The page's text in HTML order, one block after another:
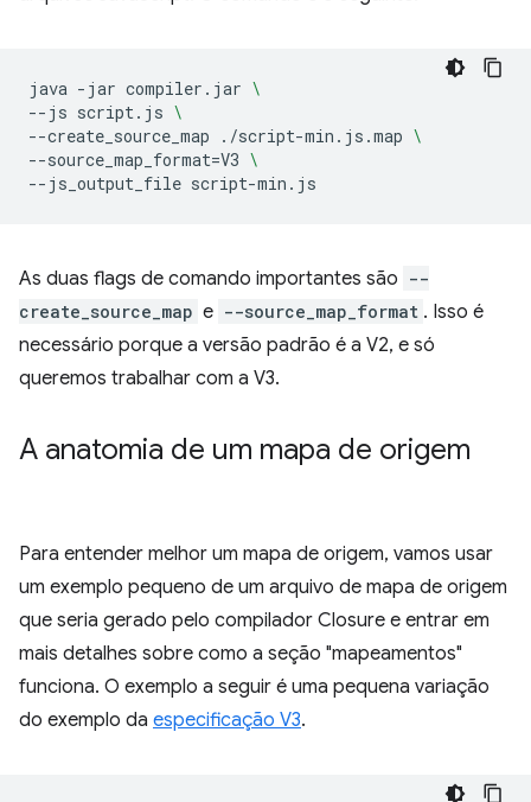
java -jar compiler.jar \
--js script.js \
--create_source_map
./script-min.js.map \
--source_map_format=V3 \
--js_output_file
As duas flags de comando importantes são --
create_source_map e --source_map_format . Isso é
necessário porque a versão padrão é a V2, e só
queremos trabalhar com a V3.
A anatomia de um mapa de origem
Para entender melhor um mapa de origem, vamos usar
um exemplo pequeno de um arquivo de mapa de origem
que seria gerado pelo compilador Closure e entrar em
mais detalhes sobre como a seção "mapeamentos"
funciona. O exemplo a seguir é uma pequena variação
do exemplo da especificação V3.